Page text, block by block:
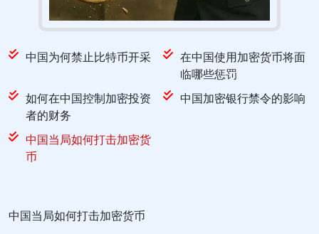
中国为何禁止比特币开采
在中国使用加密货币将面
临哪些惩罚
如何在中国控制加密投资
者的财务
中国加密银行禁令的影响
中国当局如何打击加密货
币
中国当局如何打击加密货币